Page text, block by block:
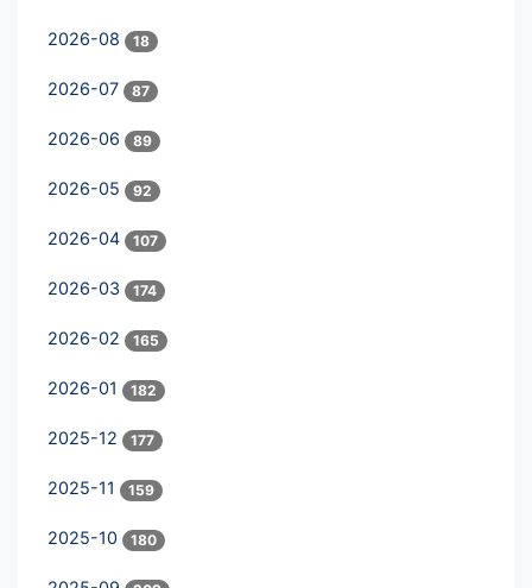
2026-08 18
2026-07 87
2026-06 89
2026-05 92
2026-04 107
2026-03 174
2026-02 165
2026-01 182
2025-12 177
2025-11 159
2025-10 180